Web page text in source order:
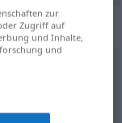
zur
Zugriff auf
und Inhalte,
und